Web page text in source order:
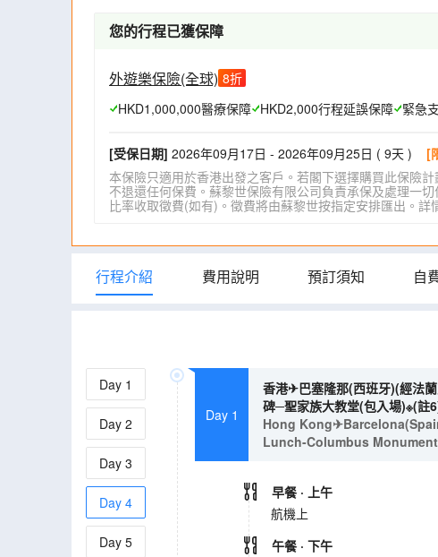
您的行程已獲保障
外遊樂保險(全球) 8折
HKD1,000,000醫療保障 HKD2,000行程延誤保障 緊急
[受保日期] 2026年09月17日 - 2026年09月25日 ( 9天 ) [
本保險只適用於香港出發之客戶。若閣下選擇購買此保險
不退還任何保費。蘇黎世保險有限公司負責承保及處理一
比率收取徵費(如有)。徵費將由蘇黎世按指定安排匯出。
行程介紹 費用說明 預訂須知 自
Day 1
Day 2
Day 3
Day 4
Day 5
Day 1
香港✈巴塞隆那(西班牙)(經法
碑─聖家族大教堂(包入場)※(註
Hong
Lunch-Columbus
早餐 · 上午
航機上
午餐 · 下午